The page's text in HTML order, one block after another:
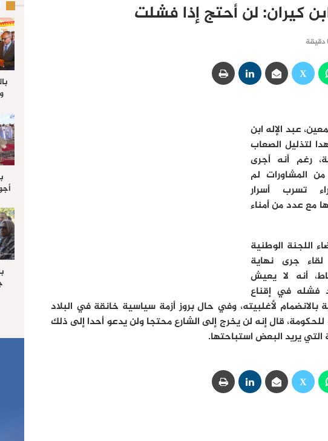
كيران: لن أحتج إذا فشلت
عبد الإله ابن
لتذليل الصعاب
رغم أنه أجرى
المشاورات لم
تسرب أسرار
مع عدد من أمناء
اللجنة الوطنية
جرى نهاية
أنه لا يعيش
فشله في إقناع
بالانضمام لأغلبيته، وفي حال بروز أزمة سياسية خانقة في البلاد
قال إنه لن يخرج إلى الشارع محتجا ولن يدعو أحدا إلى ذلك
التي يريد البعض استباحتها.